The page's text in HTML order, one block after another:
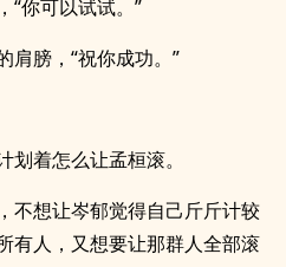
“你可以试试。”
肩膀，“祝你成功。”
着怎么让孟桓滚。
不想让岑郁觉得自己斤斤计较
有人，又想要让那群人全部滚